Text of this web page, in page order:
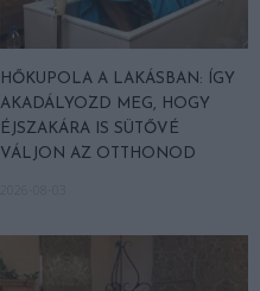
HŐKUPOLA A LAKÁSBAN: ÍGY
AKADÁLYOZD MEG, HOGY
ÉJSZAKÁRA IS SÜTŐVÉ
VÁLJON AZ OTTHONOD